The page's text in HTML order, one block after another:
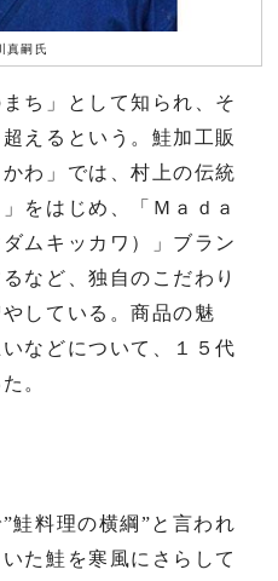
真嗣氏
ち」として知られ、そ
えるという。鮭加工販
わ」では、村上の伝統
をはじめ、「Ｍａｄａ
ムキッカワ）」ブラン
など、独自のこだわり
している。商品の魅
などについて、１５代
。
料理の横綱”と言われ
た鮭を寒風にさらして